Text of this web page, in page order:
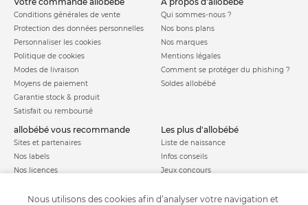
Conditions générales de vente
Protection des données personnelles
Personnaliser les cookies
Politique de cookies
Modes de livraison
Moyens de paiement
Garantie stock & produit
Satisfait ou remboursé
Qui sommes-nous ?
Nos bons plans
Nos marques
Mentions légales
Comment se protéger du phishing ?
Soldes allobébé
allobébé vous recommande
Sites et partenaires
Nos labels
Nos licences
les plus d'allobébé
Liste de naissance
Infos conseils
Jeux concours
Parrainage
Nous utilisons des cookies afin d’analyser votre navigation et